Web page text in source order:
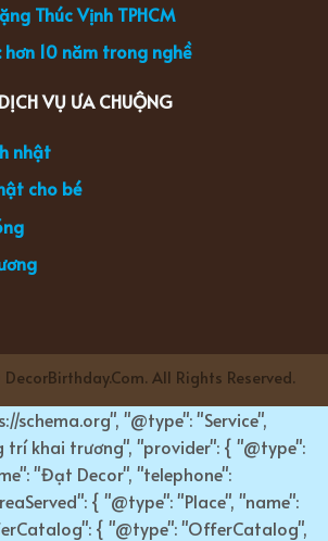
Thúc Vịnh TPHCM
hơn 10 năm trong nghề
DỊCH VỤ ƯA CHUỘNG
nhật
cho bé
All Rights Reserved.
schema.org", "@type": "Service",
trí khai trương", "provider": { "@type":
"Đạt Decor", "telephone":
{ "@type": "Place", "name":
{ "@type": "OfferCatalog",